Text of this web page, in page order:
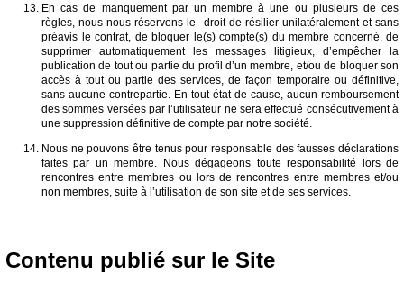
En cas de manquement par un membre à une ou plusieurs de ces
règles, nous nous réservons le droit de résilier unilatéralement et sans
préavis le contrat, de bloquer le(s) compte(s) du membre concerné, de
supprimer automatiquement les messages litigieux, d’empêcher la
publication de tout ou partie du profil d’un membre, et/ou de bloquer son
accès à tout ou partie des services, de façon temporaire ou définitive,
sans aucune contrepartie. En tout état de cause, aucun remboursement
des sommes versées par l’utilisateur ne sera effectué consécutivement à
une suppression définitive de compte par notre société.
Nous ne pouvons être tenus pour responsable des fausses déclarations
faites par un membre. Nous dégageons toute responsabilité lors de
rencontres entre membres ou lors de rencontres entre membres et/ou
non membres, suite à l’utilisation de son site et de ses services.
Contenu publié sur le Site